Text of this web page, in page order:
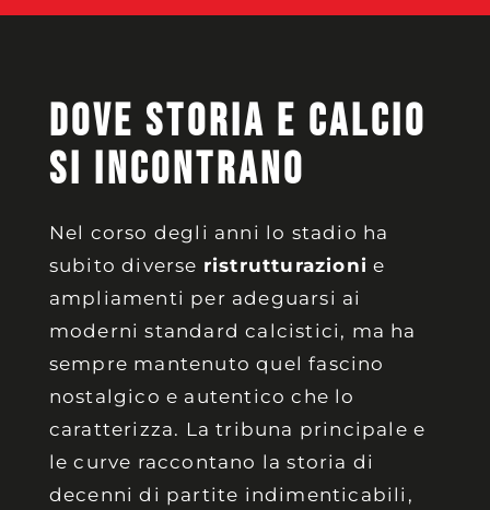
DOVE STORIA E CALCIO
SI INCONTRANO
Nel corso degli anni lo stadio ha
subito diverse ristrutturazioni e
ampliamenti per adeguarsi ai
moderni standard calcistici, ma ha
sempre mantenuto quel fascino
nostalgico e autentico che lo
caratterizza. La tribuna principale e
le curve raccontano la storia di
decenni di partite indimenticabili,